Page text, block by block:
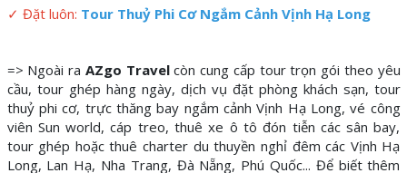
✓ Đặt luôn: Tour Thuỷ Phi Cơ Ngắm Cảnh Vịnh Hạ Long
=> Ngoài ra AZgo Travelcòn cung cấp tour trọn gói theo yêu
cầu, tour ghép hàng ngày, dịch vụ đặt phòng khách sạn, tour
thuỷ phi cơ, trực thăng bay ngắm cảnh Vịnh Hạ Long, vé công
viên Sun world, cáp treo, thuê xe ô tô đón tiễn các sân bay,
tour ghép hoặc thuê charter du thuyền nghỉ đêm các Vịnh Hạ
Long, Lan Hạ, Nha Trang, Đà Nẵng, Phú Quốc... Để biết thêm